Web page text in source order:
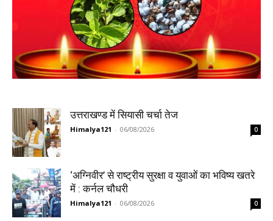
उत्तराखण्ड में सियासी चर्चा तेज
Himalya121 - 06/08/2026 0
‘अग्निवीर’ से राष्ट्रीय सुरक्षा व युवाओं का भविष्य खतरे
में : कर्नल चौधरी
Himalya121 - 06/08/2026 0